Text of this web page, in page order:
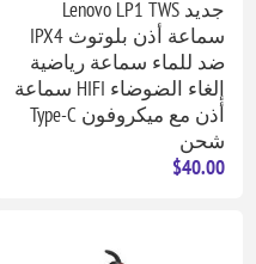
جديد Lenovo LP1 TWS
سماعة أذن بلوتوث IPX4
ضد للماء سماعة رياضية
إلغاء الضوضاء HIFI سماعة
أذن مع ميكروفون Type-C
شحن
$40.00